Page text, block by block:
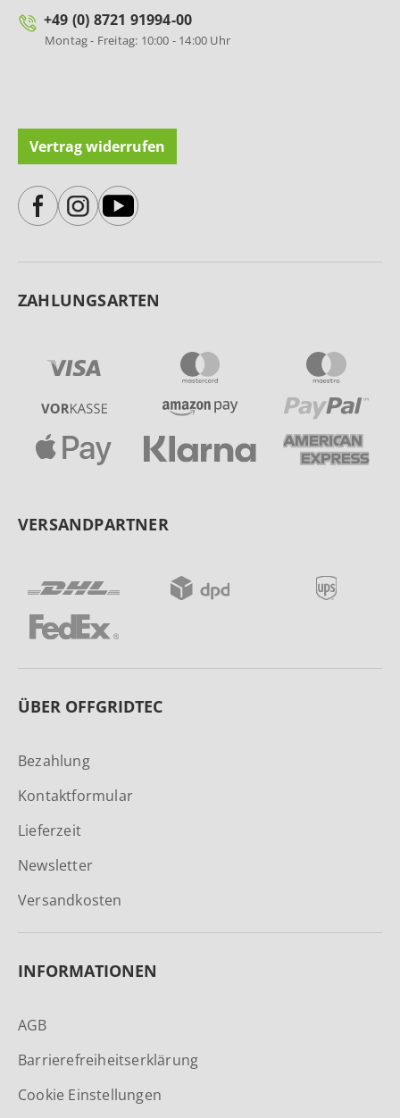
+49 (0) 8721 91994-00
Montag - Freitag: 10:00 - 14:00 Uhr
Vertrag widerrufen
ZAHLUNGSARTEN
VERSANDPARTNER
ÜBER OFFGRIDTEC
Bezahlung
Kontaktformular
Lieferzeit
Newsletter
Versandkosten
INFORMATIONEN
AGB
Barrierefreiheitserklärung
Cookie Einstellungen